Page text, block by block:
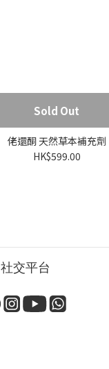
Sold Out
佬還酮 天然草本補充劑
HK$599.00
社交平台